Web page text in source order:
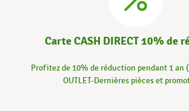
Carte CASH DIRECT 10% de
Profitez de 10% de réduction pendant 1 an
OUTLET-Dernières pièces et